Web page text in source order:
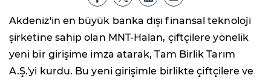
Akdeniz'in en büyük banka dışı finansal teknoloji
şirketine sahip olan MNT-Halan, çiftçilere yönelik
yeni bir girişime imza atarak, Tam Birlik Tarım
A.Ş.'yi kurdu. Bu yeni girişimle birlikte çiftçilere ve